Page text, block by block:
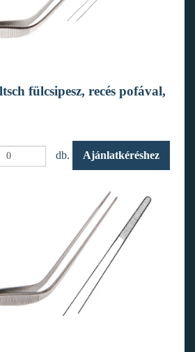
fülcsipesz, recés pofával,
db. Ajánlatkéréshez